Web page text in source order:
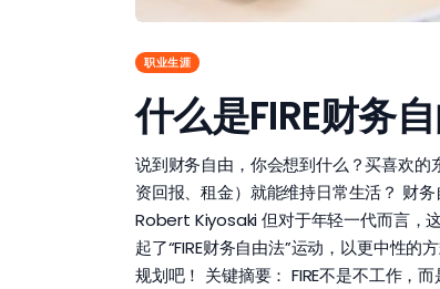
职业生涯
什么是FIRE财务
说到财务自由，你会想到什么？买喜欢
资回报、租金）就能维持日常生活？ 财
Robert Kiyosaki 但对于年轻一代而言，
起了“FIRE财务自由法”运动，以更中性
规划吧！ 关键摘要： FIRE不是不工作，